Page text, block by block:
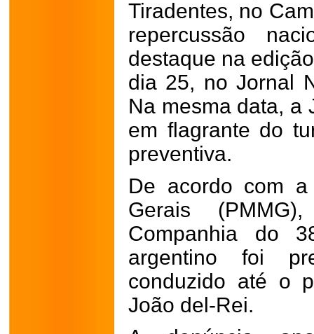
Tiradentes, no
repercussão
destaque na
dia 25, no Jornal
Na mesma data, a
em flagrante do
preventiva.
De acordo com
Gerais
Companhia do
argentino foi
conduzido até o
João del-Rei.